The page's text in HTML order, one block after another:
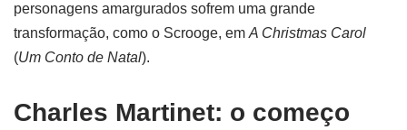
personagens amargurados sofrem uma grande
transformação, como o Scrooge, em A Christmas Carol
(Um Conto de Natal).
Charles Martinet: o começo